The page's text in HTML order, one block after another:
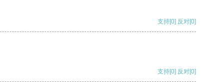
支持[0] 反对[0]
支持[0] 反对[0]